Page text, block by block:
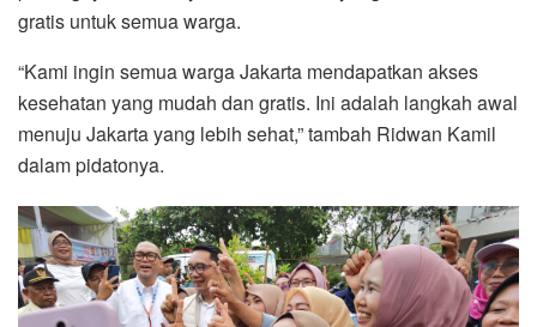
gratis untuk semua warga.
“Kami ingin semua warga Jakarta mendapatkan akses
kesehatan yang mudah dan gratis. Ini adalah langkah awal
menuju Jakarta yang lebih sehat,” tambah Ridwan Kamil
dalam pidatonya.